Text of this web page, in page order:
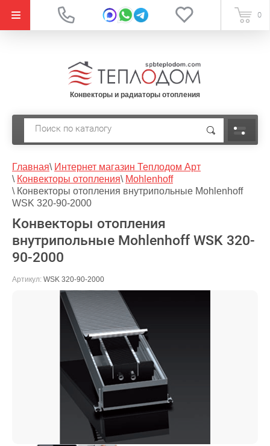
0
Конвекторы и радиаторы отопления
Главная\ Интернет магазин Теплодом Арт
\ Конвекторы отопления\ Mohlenhoff
\ Конвекторы отопления внутрипольные Mohlenhoff
WSK 320-90-2000
Конвекторы отопления
внутрипольные Mohlenhoff WSK 320-
90-2000
Артикул: WSK 320-90-2000